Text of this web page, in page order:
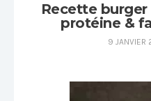
Recette
protéine &
9 JANVIER